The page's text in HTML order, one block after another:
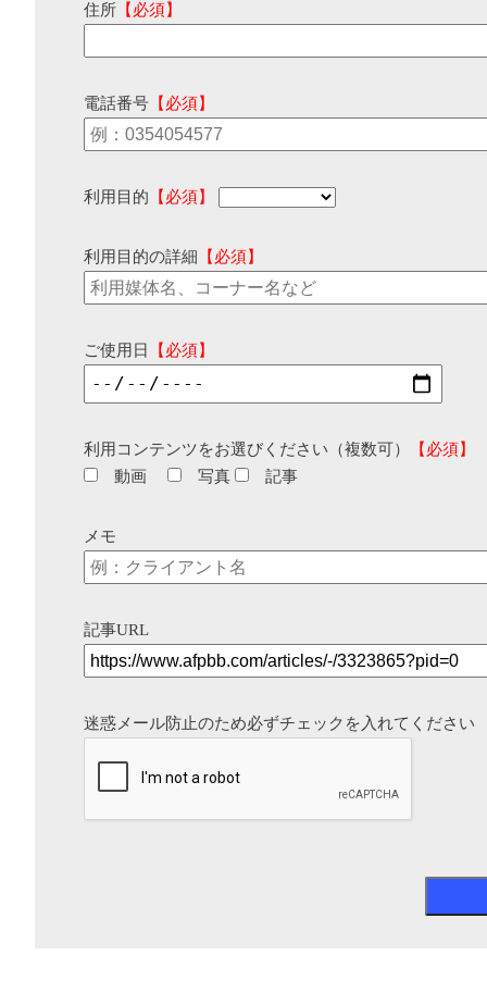
住所 【必須】
電話番号 【必須】
利用目的 【必須】
利用目的の詳細 【必須】
ご使用日 【必須】
利用コンテンツをお選びください（複数可）
【必須】
動画
写真 記事
メモ
記事URL
迷惑メール防止のため必ずチェックを入れてください